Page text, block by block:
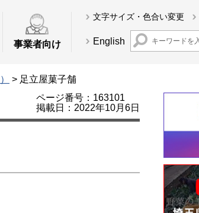
事業者向け
文字サイズ・色合い変更
English
> 足立屋菓子舗
ページ番号：163101
掲載日：2022年10月6日